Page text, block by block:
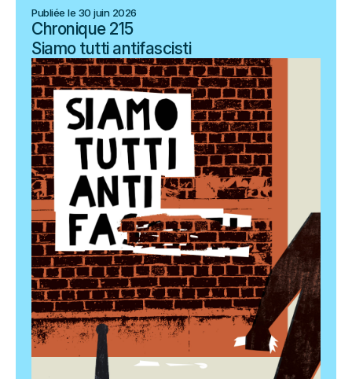
Publiée le 30 juin 2026
Chronique 215
Siamo tutti antifascisti